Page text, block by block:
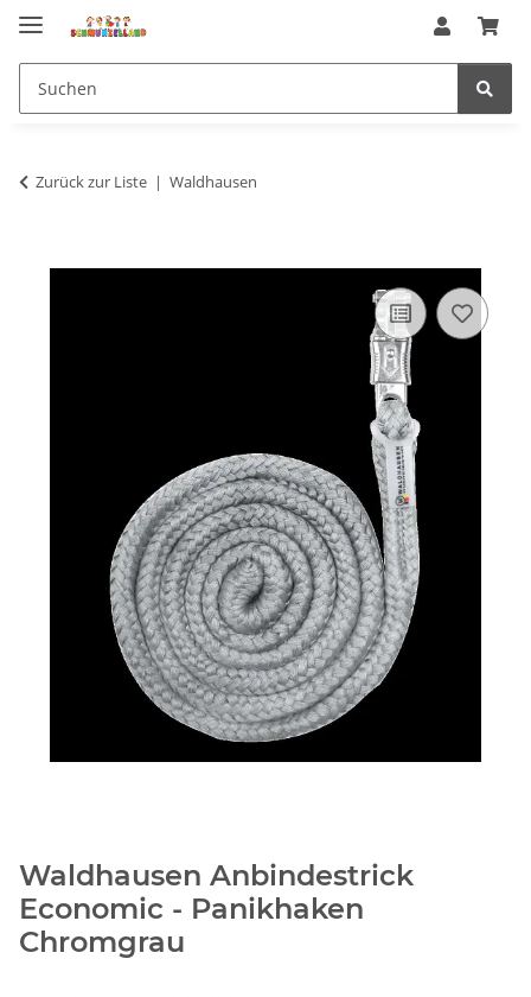
Zurück zur Liste Waldhausen
Waldhausen Anbindestrick
Economic - Panikhaken
Chromgrau